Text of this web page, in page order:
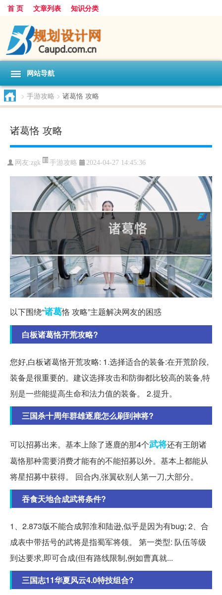
首 页 文章列表 知识分类
网站导航
> 手游攻略 > 诸葛恪 攻略
诸葛恪 攻略
网友:zgk 手游攻略 2024-04-27 14:45:36
以下围绕“诸葛恪 攻略”主题解决网友的困惑
白板诸葛恪开荒攻略?
您好,白板诸葛恪开荒攻略: 1.选择适合的装备:在开荒阶段,
装备是很重要的。建议选择攻击和防御都比较高的装备,特
别是一些能提高生命和法力值的装备。 2.提升。
三国杀十周年群雄逐鹿怎么刷到神将?
可以招募出来。基本上除了逐鹿的那4个武将还有王朗诸
葛恪那种需要消费才能有的不能招募以外。基本上都能从
将星招募中获得。 回合内,张翼砍别人第一刀,大部分。
吞食天地合成武将条件?
1、2.873版不能合成郭淮和陆逊,似乎是因为有bug; 2、合
成表中带括号的武将是指蜀军将领。 第一类型: 队伍等级
到达要求,即可合成(但有路线限制,例如曹真就...
三国志11华夏风云4.0特技组合?